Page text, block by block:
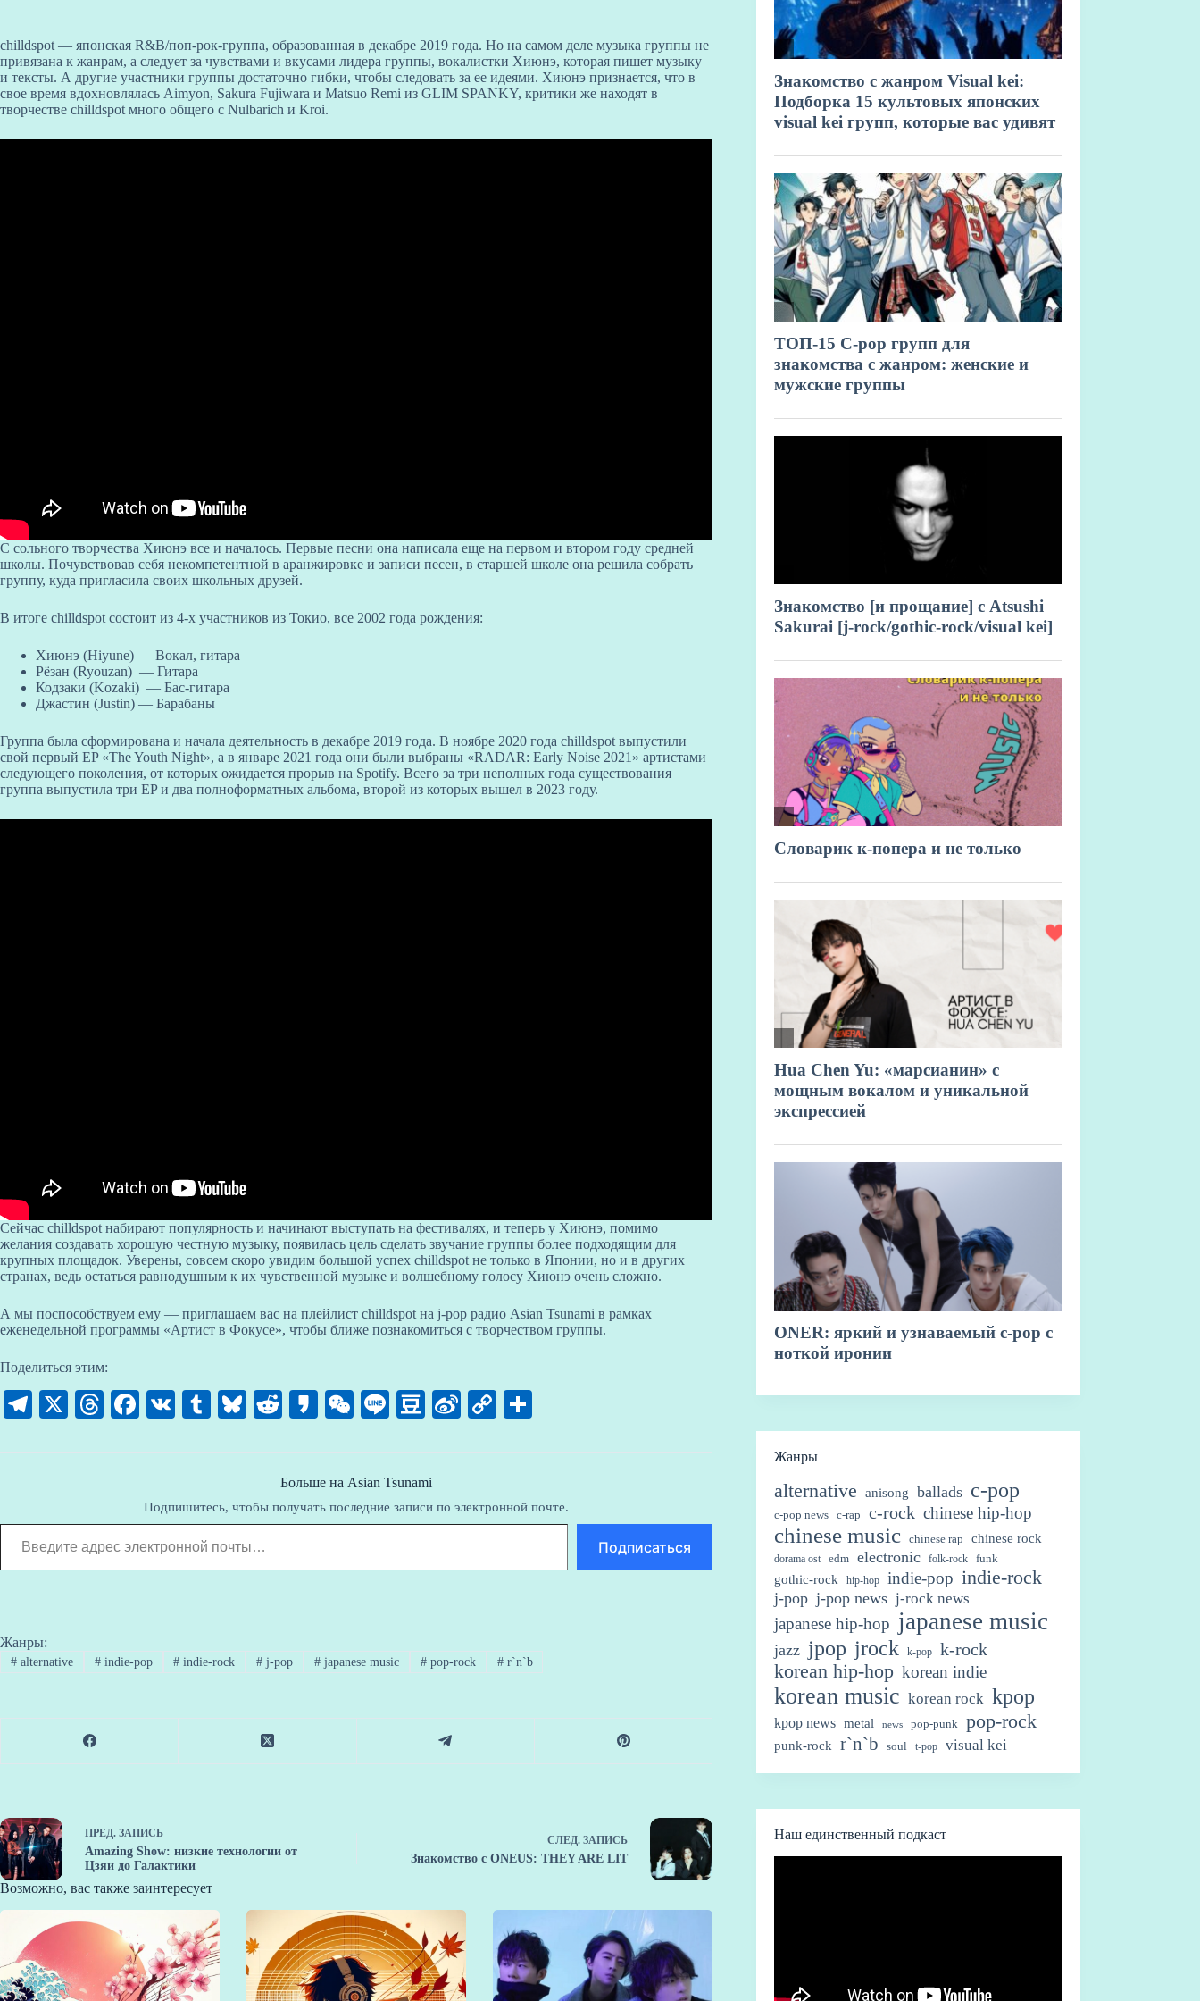
chilldspot — японская R&B/поп-рок-группа, образованная в декабре 2019 года. Но на самом деле музыка группы не
привязана к жанрам, а следует за чувствами и вкусами лидера группы, вокалистки Хиюнэ, которая пишет музыку
и тексты. А другие участники группы достаточно гибки, чтобы следовать за ее идеями. Хиюнэ признается, что в
свое время вдохновлялась Aimyon, Sakura Fujiwara и Matsuo Remi из GLIM SPANKY, критики же находят в
творчестве chilldspot много общего с Nulbarich и Kroi.
С сольного творчества Хиюнэ все и началось. Первые песни она написала еще на первом и втором году средней
школы. Почувствовав себя некомпетентной в аранжировке и записи песен, в старшей школе она решила собрать
группу, куда пригласила своих школьных друзей.
В итоге chilldspot состоит из 4-х участников из Токио, все 2002 года рождения:
Хиюнэ (Hiyune) — Вокал, гитара
Рёзан (Ryouzan) — Гитара
Кодзаки (Kozaki) — Бас-гитара
Джастин (Justin) — Барабаны
Группа была сформирована и начала деятельность в декабре 2019 года. В ноябре 2020 года chilldspot выпустили
свой первый EP «The Youth Night», а в январе 2021 года они были выбраны «RADAR: Early Noise 2021» артистами
следующего поколения, от которых ожидается прорыв на Spotify. Всего за три неполных года существования
группа выпустила три EP и два полноформатных альбома, второй из которых вышел в 2023 году.
Сейчас chilldspot набирают популярность и начинают выступать на фестивалях, и теперь у Хиюнэ, помимо
желания создавать хорошую честную музыку, появилась цель сделать звучание группы более подходящим для
крупных площадок. Уверены, совсем скоро увидим большой успех chilldspot не только в Японии, но и в других
странах, ведь остаться равнодушным к их чувственной музыке и волшебному голосу Хиюнэ очень сложно.
А мы поспособствуем ему — приглашаем вас на плейлист chilldspot на j-pop радио Asian Tsunami в рамках
еженедельной программы «Артист в Фокусе», чтобы ближе познакомиться с творчеством группы.
Поделиться этим:
Te
gr
m
X
T
ea
Fa
bo
V
T
m
r
Bl
sk
R
di
t
K
ao
W
C
ha
t
Li
D
ba
n
Si
W
bo
C
y
nk
ра
ть
Больше на Asian Tsunami
Подпишитесь, чтобы получать последние записи по электронной почте.
Введите адрес электронной почты…
Подписаться
Жанры:
#alternative #indie-pop # indie-rock # j-pop # japanese music #pop-rock #r`n`b
ПРЕД. ЗАПИСЬ
Amazing Show: низкие технологии от
Цзяи до Галактики
СЛЕД.ЗАПИСЬ
Знакомство с ONEUS: THEY ARE LIT
Возможно, вас также заинтересует
Жанры
alternative anisong ballads c-pop
c-pop news c-rap c-rock chinese hip-hop
chinese music chinese rap chinese rock
dorama ost edm electronic folk-rock funk
gothic-rock hip-hop indie-pop indie-rock
j-pop j-pop news j-rock news
japanese hip-hop japanese music
jazz jpop jrock k-pop k-rock
korean hip-hop korean indie
korean music korean rock kpop
kpop news metal news pop-punk pop-rock
punk-rock r`n`b soul t-pop visual kei
Наш единственный подкаст